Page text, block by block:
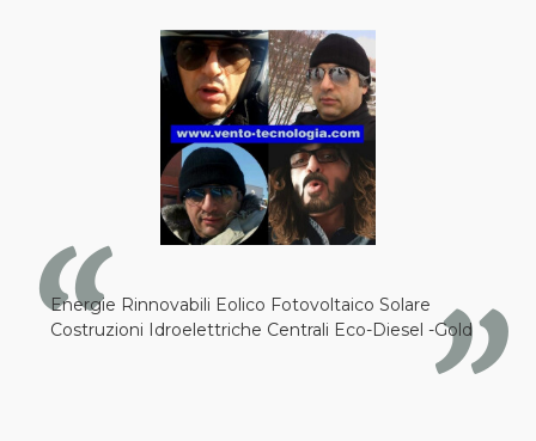
Energie Rinnovabili Eolico Fotovoltaico Solare
Costruzioni Idroelettriche Centrali Eco-Diesel -Gold